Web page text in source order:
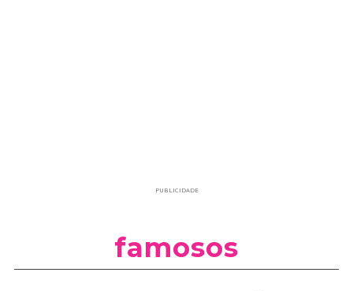
PUBLICIDADE
famosos